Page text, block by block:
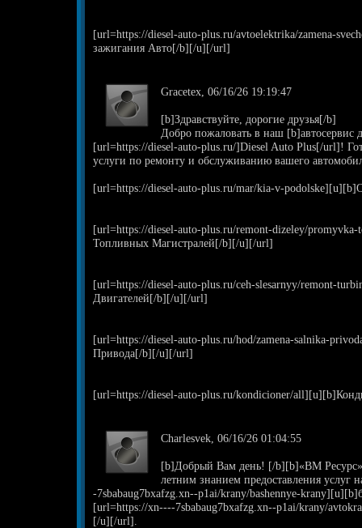
[url=https://diesel-auto-plus.ru/avtoelektrika/zamena-
зажигания Авто[/b][/u][/url]
Gracetex, 06/16/26 19:19:47
[b]Здравствуйте, дорогие друзья[/b]
Добро пожаловать в наш [b]автосервис
[url=https://diesel-auto-plus.ru/]Diesel Auto Plus[/url]!
услуги по ремонту и обслуживанию вашего
[url=https://diesel-auto-plus.ru/mar/kia-v-
[url=https://diesel-auto-plus.ru/remont-dizeley/
Топливных Магистралей[/b][/u][/url]
[url=https://diesel-auto-plus.ru/ceh-slesarnyy/remont-
Двигателей[/b][/u][/url]
[url=https://diesel-auto-plus.ru/hod/zamena-salnika-
Привода[/b][/u][/url]
[url=https://diesel-auto-plus.ru/kondicioner/
Charlesvek, 06/16/26 01:04:55
[b]Добрый Вам день! [/b][b]«ВМ
летним знанием предоставления услуг
-7sbabaug7bxafzg.xn--p1ai/krany/bashennye-
[url=https://xn----7sbabaug7bxafzg.xn--p1ai/krany/
[/u][/url].